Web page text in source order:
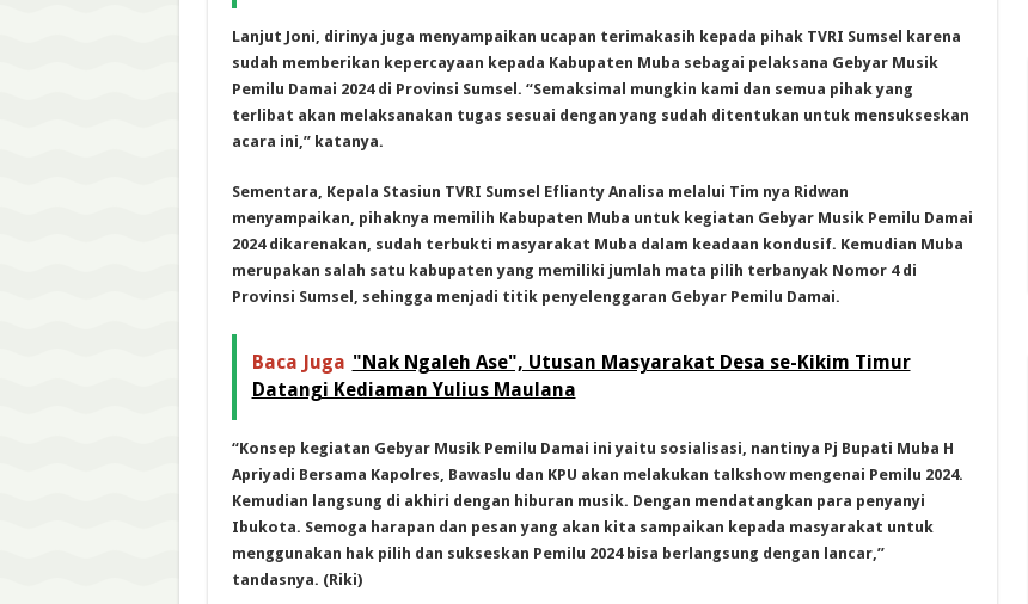
Lanjut Joni, dirinya juga menyampaikan ucapan terimakasih kepada pihak TVRI Sumsel karena
sudah memberikan kepercayaan kepada Kabupaten Muba sebagai pelaksana Gebyar Musik
Pemilu Damai 2024 di Provinsi Sumsel. “Semaksimal mungkin kami dan semua pihak yang
terlibat akan melaksanakan tugas sesuai dengan yang sudah ditentukan untuk mensukseskan
acara ini,” katanya.
Sementara, Kepala Stasiun TVRI Sumsel Eflianty Analisa melalui Tim nya Ridwan
menyampaikan, pihaknya memilih Kabupaten Muba untuk kegiatan Gebyar Musik Pemilu Damai
2024 dikarenakan, sudah terbukti masyarakat Muba dalam keadaan kondusif. Kemudian Muba
merupakan salah satu kabupaten yang memiliki jumlah mata pilih terbanyak Nomor 4 di
Provinsi Sumsel, sehingga menjadi titik penyelenggaran Gebyar Pemilu Damai.
Baca Juga "Nak Ngaleh Ase", Utusan Masyarakat Desa se-Kikim Timur
Datangi Kediaman Yulius Maulana
“Konsep kegiatan Gebyar Musik Pemilu Damai ini yaitu sosialisasi, nantinya Pj Bupati Muba H
Apriyadi Bersama Kapolres, Bawaslu dan KPU akan melakukan talkshow mengenai Pemilu 2024.
Kemudian langsung di akhiri dengan hiburan musik. Dengan mendatangkan para penyanyi
Ibukota. Semoga harapan dan pesan yang akan kita sampaikan kepada masyarakat untuk
menggunakan hak pilih dan sukseskan Pemilu 2024 bisa berlangsung dengan lancar,”
tandasnya. (Riki)